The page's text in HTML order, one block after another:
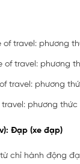
of travel: phương
of travel: phương
travel: phương
phương
Đạp (xe đạp)
chỉ hành động